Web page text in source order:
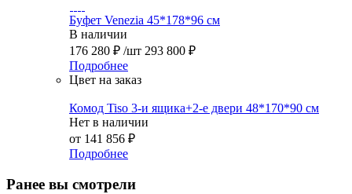
Буфет Venezia 45*178*96 см
В наличии
176 280 ₽ /шт 293 800 ₽
Подробнее
Цвет на заказ
Комод Tiso 3-и ящика+2-е двери 48*170*90 см
Нет в наличии
от 141 856 ₽
Подробнее
Ранее вы смотрели